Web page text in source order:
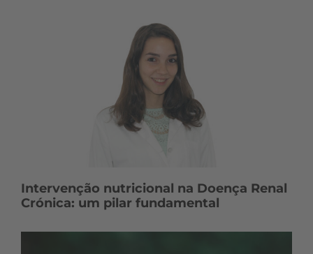
Intervenção nutricional na Doença Renal
Crónica: um pilar fundamental